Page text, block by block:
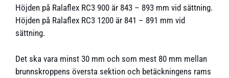
Höjden på Ralaflex RC3 900 är 843 – 893 mm vid sättning.
Höjden på Ralaflex RC3 1200 är 841 – 891 mm vid
sättning.
Det ska vara minst 30 mm och som mest 80 mm mellan
brunnskroppens översta sektion och betäckningens rams